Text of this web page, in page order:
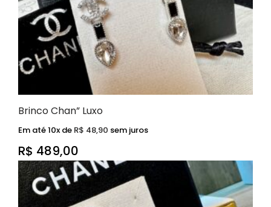
Brinco Chan” Luxo
R$ 489,00
Em até 10x de R$ 48,90 sem juros